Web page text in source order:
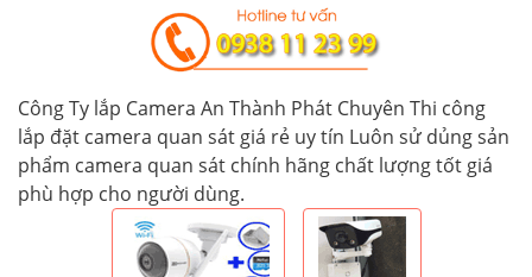
Công Ty lắp Camera An Thành Phát Chuyên Thi công
lắp đặt camera quan sát giá rẻ uy tín Luôn sử dủng sản
phẩm camera quan sát chính hãng chất lượng tốt giá
phù hợp cho người dùng.